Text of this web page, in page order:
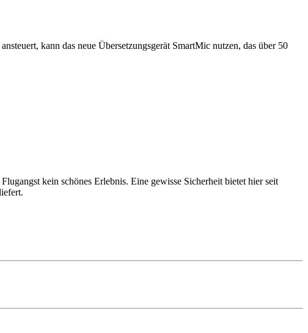
kann das neue Übersetzungsgerät SmartMic nutzen, das über 50
kein schönes Erlebnis. Eine gewisse Sicherheit bietet hier seit